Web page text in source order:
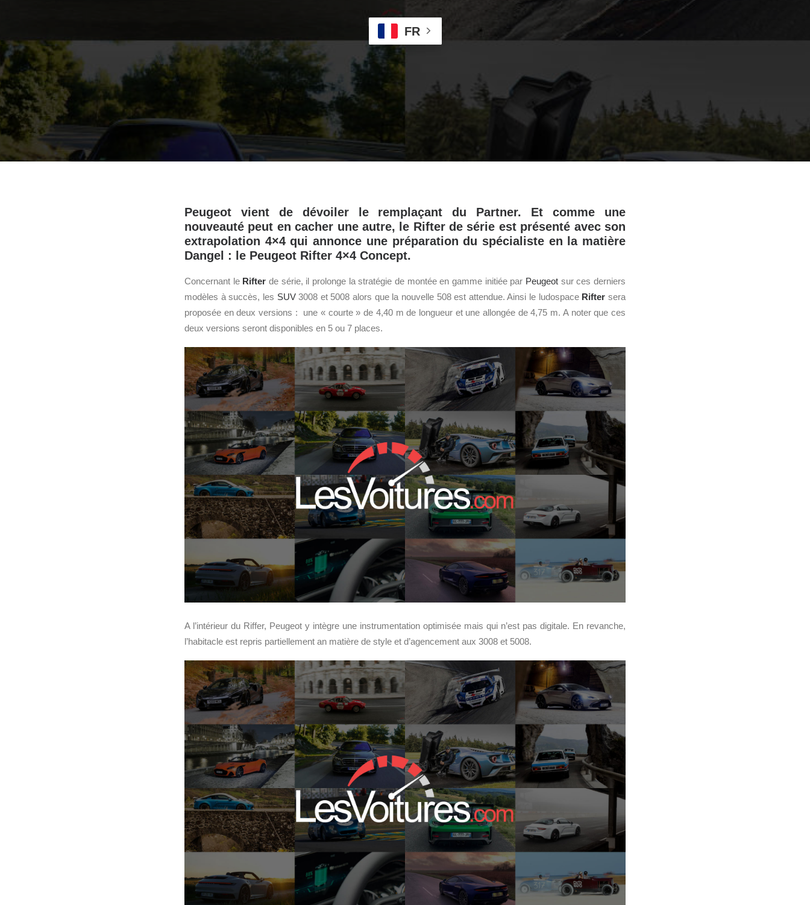
FR
Peugeot vient de dévoiler le remplaçant du Partner. Et comme une
nouveauté peut en cacher une autre, le Rifter de série est présenté avec son
extrapolation 4×4 qui annonce une préparation du spécialiste en la matière
Dangel : le Peugeot Rifter 4×4 Concept.
Concernant le Rifter de série, il prolonge la stratégie de montée en gamme initiée par Peugeot sur ces derniers
modèles à succès, les SUV3008 et 5008 alors que la nouvelle 508 est attendue. Ainsi le ludospace Rifter sera
proposée en deux versions : une « courte » de 4,40 m de longueur et une allongée de 4,75 m. A noter que ces
deux versions seront disponibles en 5 ou 7 places.
A l’intérieur du Riffer, Peugeot y intègre une instrumentation optimisée mais qui n’est pas digitale. En revanche,
l’habitacle est repris partiellement an matière de style et d’agencement aux 3008 et 5008.